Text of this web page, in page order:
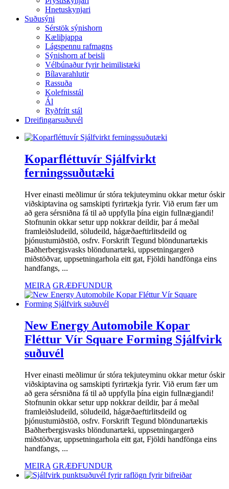
Hnetuskynjari
Suðusýni
Sérstök sýnishorn
Kæliþjappa
Lágspennu rafmagns
Sýnishorn af beisli
Vélbúnaður fyrir heimilistæki
Bílavarahlutir
Rassuða
Kolefnisstál
Ál
Ryðfrítt stál
Dreifingarsuðuvél
Koparfléttuvír Sjálfvirkt
ferningssuðutæki
Hver einasti meðlimur úr stóra tekjuteyminu okkar metur óskir
viðskiptavina og samskipti fyrirtækja fyrir. Við erum fær um
að gera sérsniðna fá til að uppfylla þína eigin fullnægjandi!
Stofnunin okkar setur upp nokkrar deildir, þar á meðal
framleiðsludeild, söludeild, hágæðaeftirlitsdeild og
þjónustumiðstöð, osfrv. Forskrift Tegund blöndunartækis
Baðherbergisvasks blöndunartæki, uppsetningargerð
miðstöðvar, uppsetningarhola eitt gat, Fjöldi handfönga eins
handfangs, ...
MEIRA GRÆÐFUNDUR
New Energy Automobile Kopar
Fléttur Vír Square Forming Sjálfvirk
suðuvél
Hver einasti meðlimur úr stóra tekjuteyminu okkar metur óskir
viðskiptavina og samskipti fyrirtækja fyrir. Við erum fær um
að gera sérsniðna fá til að uppfylla þína eigin fullnægjandi!
Stofnunin okkar setur upp nokkrar deildir, þar á meðal
framleiðsludeild, söludeild, hágæðaeftirlitsdeild og
þjónustumiðstöð, osfrv. Forskrift Tegund blöndunartækis
Baðherbergisvasks blöndunartæki, uppsetningargerð
miðstöðvar, uppsetningarhola eitt gat, Fjöldi handfönga eins
handfangs, ...
MEIRA GRÆÐFUNDUR